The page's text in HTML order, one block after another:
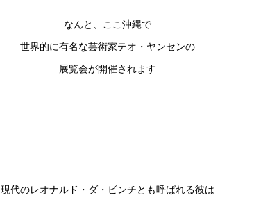
なんと、ここ沖縄で
世界的に有名な芸術家テオ・ヤンセンの
展覧会が開催されます
現代のレオナルド・ダ・ビンチとも呼ばれる彼は